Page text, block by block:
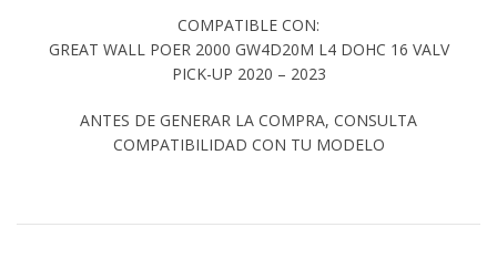
COMPATIBLE CON:
GREAT WALL POER 2000 GW4D20M L4 DOHC 16 VALV
PICK-UP 2020 – 2023
ANTES DE GENERAR LA COMPRA, CONSULTA
COMPATIBILIDAD CON TU MODELO